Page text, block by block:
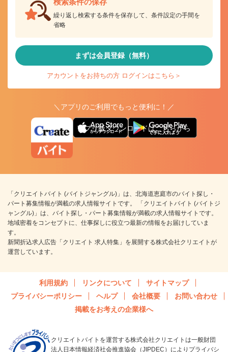
検索条件の保存
繰り返し検索する条件を保存して、条件設定の手間を
省略
まずは会員登録（無料）
アカウントをお持ちの方 ログインはこちら＞
＼アプリのご利用でもっと便利に！／
アプリ版ダウンロードはこちらから
「クリエイトバイト (バイトジャングル)」は、北海道恵庭市のバイト探し・
パート募集情報が満載の求人情報サイトです。 「クリエイトバイト (バイトジ
ャングル)」は、バイト探し・パート募集情報が満載の求人情報サイトです。
地域密着をコンセプトに、仕事探しに役立つ最新の情報をお届けしていま
す。
新聞折込求人広告「クリエイト 求人特集」を展開する株式会社クリエイトが
運営しています。
利用規約 リンクについて
サイトマップ
プライバシーポリシー
ヘルプ 会社概要
お問い合わせ
掲載をお考えの企業様へ
クリエイトバイトを運営する株式会社クリエイトは一般財団
法人日本情報経済社会推進協会（JIPDEC）によりプライバシ